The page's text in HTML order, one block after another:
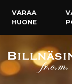
VARAA
HUONE